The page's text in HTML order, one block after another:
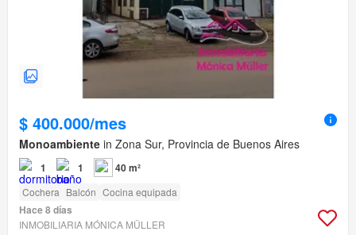
$ 400.000/mes
Monoambiente in Zona Sur, Provincia de Buenos Aires
1 1 40 m²
Cochera Balcón Cocina equipada
Hace 8 días
INMOBILIARIA MÓNICA MÜLLER